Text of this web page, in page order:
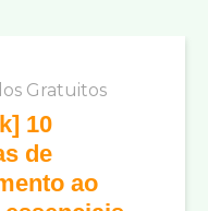
Gratuitos
10
de
ao